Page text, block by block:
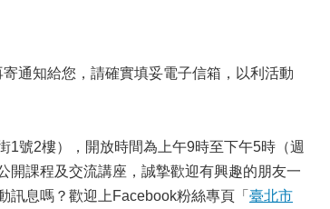
通知給您，請確實填妥電子信箱，以利活動
號2樓），開放時間為上午9時至下午5時（週
開課程及交流講座，誠摯歡迎有興趣的朋友一
息嗎？歡迎上Facebook粉絲專頁「 臺北市